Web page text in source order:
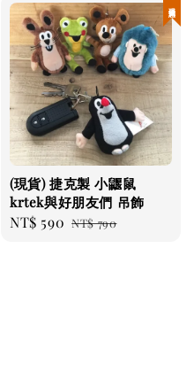
(現貨) 捷克製 小鼴鼠
krtek與好朋友們 吊飾
Sale
NT$ 590 Regular
NT$ 790